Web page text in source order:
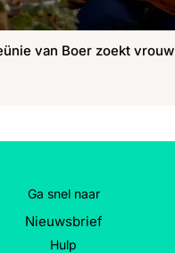
over:
van Boer zoekt vrouw
Ga snel naar
Nieuwsbrief
Hulp